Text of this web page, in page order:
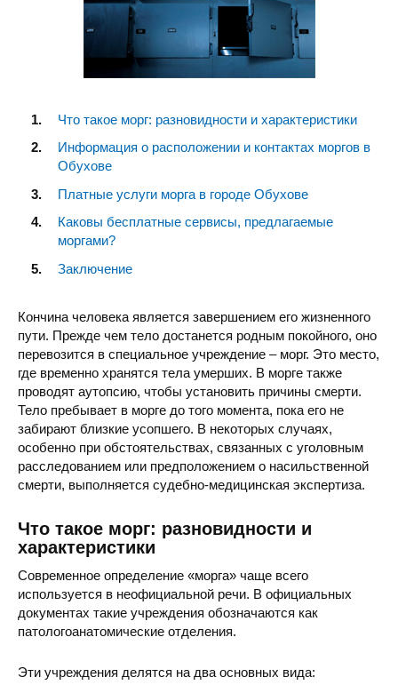
Что такое морг: разновидности и характеристики
Информация о расположении и контактах моргов в
Обухове
Платные услуги морга в городе Обухове
Каковы бесплатные сервисы, предлагаемые
моргами?
Заключение
Кончина человека является завершением его жизненного
пути. Прежде чем тело достанется родным покойного, оно
перевозится в специальное учреждение – морг. Это место,
где временно хранятся тела умерших. В морге также
проводят аутопсию, чтобы установить причины смерти.
Тело пребывает в морге до того момента, пока его не
забирают близкие усопшего. В некоторых случаях,
особенно при обстоятельствах, связанных с уголовным
расследованием или предположением о насильственной
смерти, выполняется судебно-медицинская экспертиза.
Что такое морг: разновидности и
характеристики
Современное определение «морга» чаще всего
используется в неофициальной речи. В официальных
документах такие учреждения обозначаются как
патологоанатомические отделения.
Эти учреждения делятся на два основных вида: